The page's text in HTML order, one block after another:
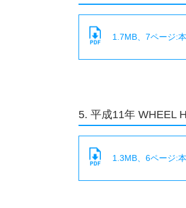
1.7MB、7ページ:
5. 平成11年 WHEEL
1.3MB、6ページ: